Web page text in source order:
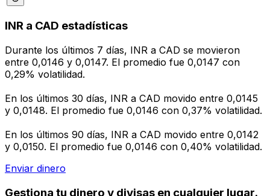
INR a CAD estadísticas
Durante los últimos 7 días, INR a CAD se movieron
entre 0,0146 y 0,0147. El promedio fue 0,0147 con
0,29% volatilidad.
En los últimos 30 días, INR a CAD movido entre 0,0145
y 0,0148. El promedio fue 0,0146 con 0,37% volatilidad.
En los últimos 90 días, INR a CAD movido entre 0,0142
y 0,0150. El promedio fue 0,0146 con 0,40% volatilidad.
Enviar dinero
Gestiona tu dinero y divisas en cualquier lugar.